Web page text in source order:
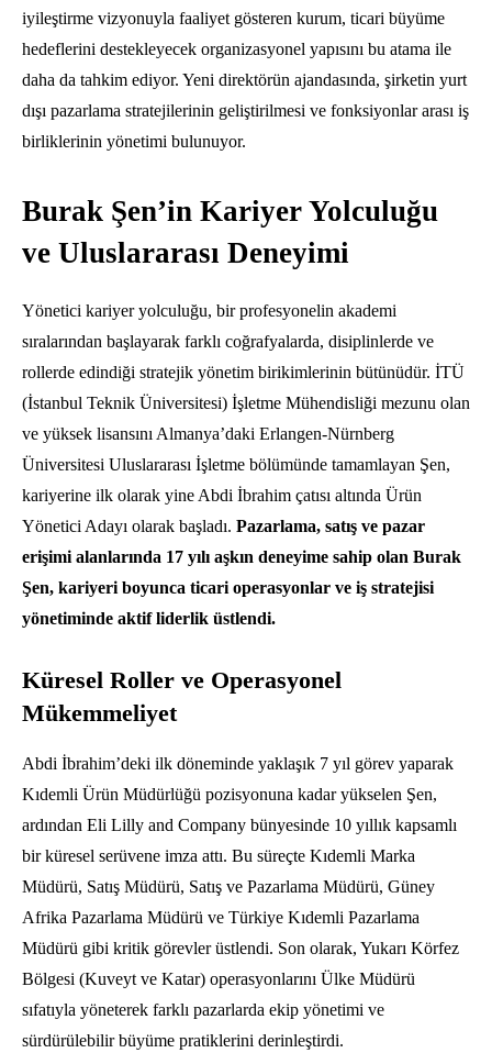
iyileştirme vizyonuyla faaliyet gösteren kurum, ticari büyüme
hedeflerini destekleyecek organizasyonel yapısını bu atama ile
daha da tahkim ediyor. Yeni direktörün ajandasında, şirketin yurt
dışı pazarlama stratejilerinin geliştirilmesi ve fonksiyonlar arası iş
birliklerinin yönetimi bulunuyor.
Burak Şen’in Kariyer Yolculuğu
ve Uluslararası Deneyimi
Yönetici kariyer yolculuğu, bir profesyonelin akademi
sıralarından başlayarak farklı coğrafyalarda, disiplinlerde ve
rollerde edindiği stratejik yönetim birikimlerinin bütünüdür. İTÜ
(İstanbul Teknik Üniversitesi) İşletme Mühendisliği mezunu olan
ve yüksek lisansını Almanya’daki Erlangen-Nürnberg
Üniversitesi Uluslararası İşletme bölümünde tamamlayan Şen,
kariyerine ilk olarak yine Abdi İbrahim çatısı altında Ürün
Yönetici Adayı olarak başladı. Pazarlama, satış ve pazar
erişimi alanlarında 17 yılı aşkın deneyime sahip olan Burak
Şen, kariyeri boyunca ticari operasyonlar ve iş stratejisi
yönetiminde aktif liderlik üstlendi.
Küresel Roller ve Operasyonel
Mükemmeliyet
Abdi İbrahim’deki ilk döneminde yaklaşık 7 yıl görev yaparak
Kıdemli Ürün Müdürlüğü pozisyonuna kadar yükselen Şen,
ardından Eli Lilly and Company bünyesinde 10 yıllık kapsamlı
bir küresel serüvene imza attı. Bu süreçte Kıdemli Marka
Müdürü, Satış Müdürü, Satış ve Pazarlama Müdürü, Güney
Afrika Pazarlama Müdürü ve Türkiye Kıdemli Pazarlama
Müdürü gibi kritik görevler üstlendi. Son olarak, Yukarı Körfez
Bölgesi (Kuveyt ve Katar) operasyonlarını Ülke Müdürü
sıfatıyla yöneterek farklı pazarlarda ekip yönetimi ve
sürdürülebilir büyüme pratiklerini derinleştirdi.